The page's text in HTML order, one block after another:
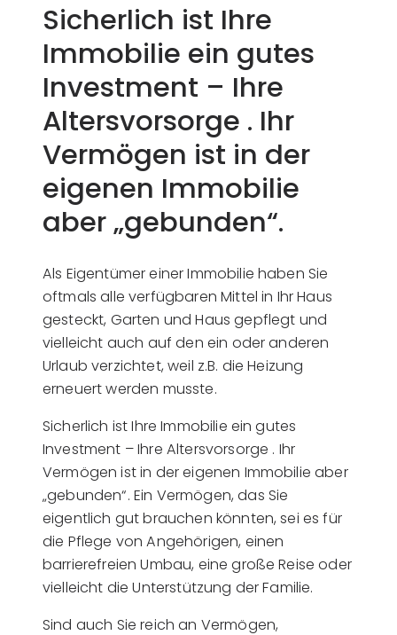
Sicherlich ist Ihre
Immobilie ein gutes
Investment – Ihre
Altersvorsorge . Ihr
Vermögen ist in der
eigenen Immobilie
aber „gebunden“.
Als Eigentümer einer Immobilie haben Sie
oftmals alle verfügbaren Mittel in Ihr Haus
gesteckt, Garten und Haus gepflegt und
vielleicht auch auf den ein oder anderen
Urlaub verzichtet, weil z.B. die Heizung
erneuert werden musste.
Sicherlich ist Ihre Immobilie ein gutes
Investment – Ihre Altersvorsorge . Ihr
Vermögen ist in der eigenen Immobilie aber
„gebunden“. Ein Vermögen, das Sie
eigentlich gut brauchen könnten, sei es für
die Pflege von Angehörigen, einen
barrierefreien Umbau, eine große Reise oder
vielleicht die Unterstützung der Familie.
Sind auch Sie reich an Vermögen,